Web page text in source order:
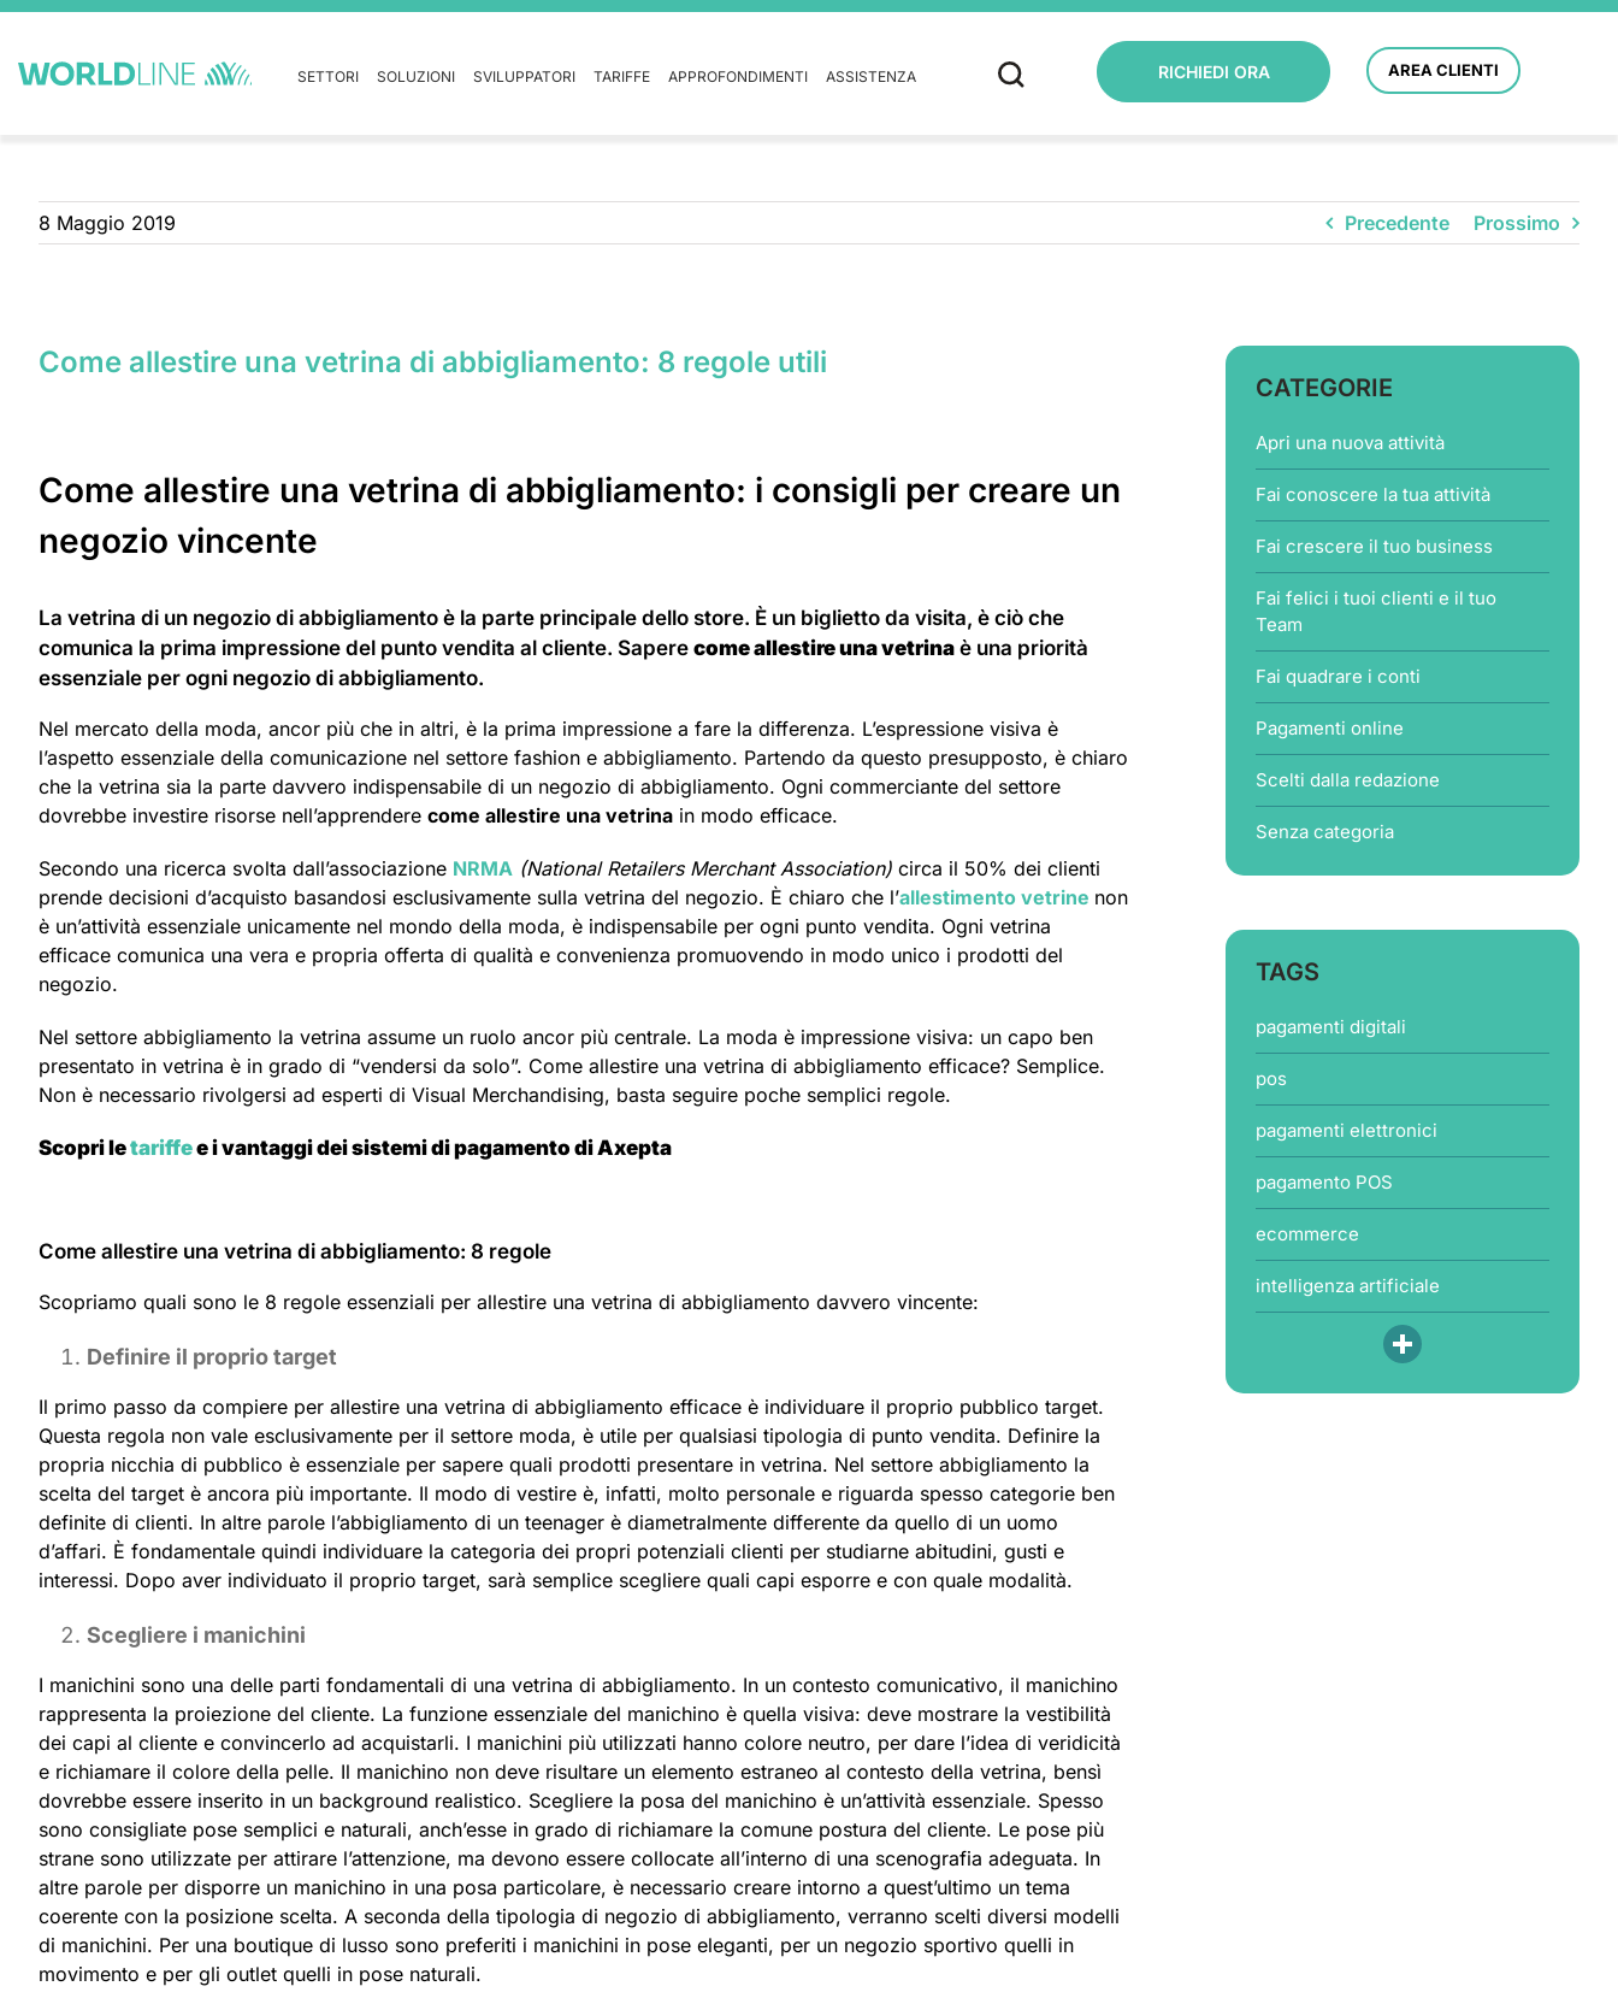
SETTORI SOLUZIONI SVILUPPATORI TARIFFE APPROFONDIMENTI ASSISTENZA RICHIEDI ORA AREA CLIENTI
8 Maggio 2019 Precedente Prossimo
Come allestire una vetrina di abbigliamento: 8 regole utili
Come allestire una vetrina di abbigliamento: i consigli per creare un
negozio vincente
La vetrina di un negozio di abbigliamento è la parte principale dello store. È un biglietto da visita, è ciò che
comunica la prima impressione del punto vendita al cliente. Sapere come allestire una vetrina è una priorità
essenziale per ogni negozio di abbigliamento.
Nel mercato della moda, ancor più che in altri, è la prima impressione a fare la differenza. L’espressione visiva è
l’aspetto essenziale della comunicazione nel settore fashion e abbigliamento. Partendo da questo presupposto, è chiaro
che la vetrina sia la parte davvero indispensabile di un negozio di abbigliamento. Ogni commerciante del settore
dovrebbe investire risorse nell’apprendere come allestire una vetrina in modo efficace.
Secondo una ricerca svolta dall’associazione NRMA (National Retailers Merchant Association) circa il 50% dei clienti
prende decisioni d’acquisto basandosi esclusivamente sulla vetrina del negozio. È chiaro che l’allestimento vetrine non
è un’attività essenziale unicamente nel mondo della moda, è indispensabile per ogni punto vendita. Ogni vetrina
efficace comunica una vera e propria offerta di qualità e convenienza promuovendo in modo unico i prodotti del
negozio.
Nel settore abbigliamento la vetrina assume un ruolo ancor più centrale. La moda è impressione visiva: un capo ben
presentato in vetrina è in grado di “vendersi da solo”. Come allestire una vetrina di abbigliamento efficace? Semplice.
Non è necessario rivolgersi ad esperti di Visual Merchandising, basta seguire poche semplici regole.
Scopri letariffee i vantaggi dei sistemi di pagamento di Axepta
Come allestire una vetrina di abbigliamento: 8 regole
Scopriamo quali sono le 8 regole essenziali per allestire una vetrina di abbigliamento davvero vincente:
Definire il proprio target
Il primo passo da compiere per allestire una vetrina di abbigliamento efficace è individuare il proprio pubblico target.
Questa regola non vale esclusivamente per il settore moda, è utile per qualsiasi tipologia di punto vendita. Definire la
propria nicchia di pubblico è essenziale per sapere quali prodotti presentare in vetrina. Nel settore abbigliamento la
scelta del target è ancora più importante. Il modo di vestire è, infatti, molto personale e riguarda spesso categorie ben
definite di clienti. In altre parole l’abbigliamento di un teenager è diametralmente differente da quello di un uomo
d’affari. È fondamentale quindi individuare la categoria dei propri potenziali clienti per studiarne abitudini, gusti e
interessi. Dopo aver individuato il proprio target, sarà semplice scegliere quali capi esporre e con quale modalità.
Scegliere i manichini
I manichini sono una delle parti fondamentali di una vetrina di abbigliamento. In un contesto comunicativo, il manichino
rappresenta la proiezione del cliente. La funzione essenziale del manichino è quella visiva: deve mostrare la vestibilità
dei capi al cliente e convincerlo ad acquistarli. I manichini più utilizzati hanno colore neutro, per dare l’idea di veridicità
e richiamare il colore della pelle. Il manichino non deve risultare un elemento estraneo al contesto della vetrina, bensì
dovrebbe essere inserito in un background realistico. Scegliere la posa del manichino è un’attività essenziale. Spesso
sono consigliate pose semplici e naturali, anch’esse in grado di richiamare la comune postura del cliente. Le pose più
strane sono utilizzate per attirare l’attenzione, ma devono essere collocate all’interno di una scenografia adeguata. In
altre parole per disporre un manichino in una posa particolare, è necessario creare intorno a quest’ultimo un tema
coerente con la posizione scelta. A seconda della tipologia di negozio di abbigliamento, verranno scelti diversi modelli
di manichini. Per una boutique di lusso sono preferiti i manichini in pose eleganti, per un negozio sportivo quelli in
movimento e per gli outlet quelli in pose naturali.
CATEGORIE
Apri una nuova attività
Fai conoscere la tua attività
Fai crescere il tuo business
Fai felici i tuoi clienti e il tuo
Team
Fai quadrare i conti
Pagamenti online
Scelti dalla redazione
Senza categoria
TAGS
pagamenti digitali
pos
pagamenti elettronici
pagamento POS
ecommerce
intelligenza artificiale